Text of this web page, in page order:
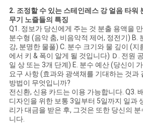
맵
PRIVACY
POLICY
2. 조정할 수 있는 스테인레스 강 얼음 타워
무기 노즐들의 특징
Q1. 정보가 당신에게 주는 것 분출 용액을
분수형 (음악 춤, 비음악적 제어, 정전기) B.
강, 분명한 물풀) C. 분수 크기와 물 깊이 (지
에서 키 & 폭이 알게 될 것입니다) Ｄ. 전원
일 상 또는 3개 단계) E. 분수 예산 (당신이
요구 사항 (효과와 광색채를 기대하는 것과
방법이 무엇입니까?
전신환, 신용 카드는 이용 가능합니다. Q3.
디자인을 위한 보통 3일부터 5일까지 일과
리가 대금을 받은 후, 그것은 또한 당신의
니다.